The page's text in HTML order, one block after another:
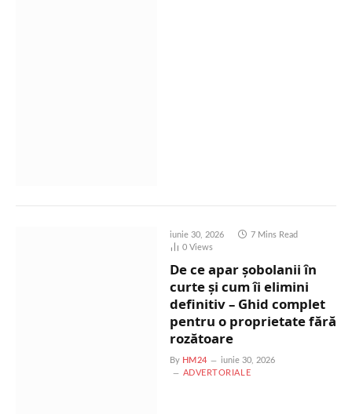
iunie 30, 2026
7 Mins Read
0 Views
De ce apar șobolanii în
curte și cum îi elimini
definitiv – Ghid complet
pentru o proprietate fără
rozătoare
By HM24
iunie 30, 2026
ADVERTORIALE